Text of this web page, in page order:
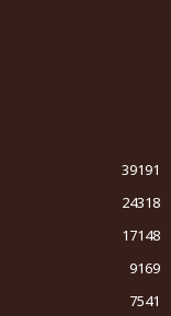
39191
24318
17148
9169
7541